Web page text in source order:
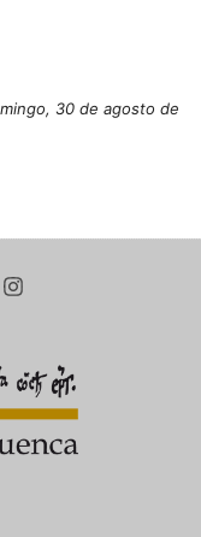
30 de agosto de